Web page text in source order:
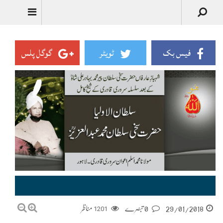
فیس بک ٹویٹر گوگل پلس
29/01/2018
1201 مناظر